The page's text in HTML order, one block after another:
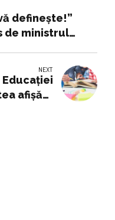
definește!”
de ministrul
NEXT
afișării